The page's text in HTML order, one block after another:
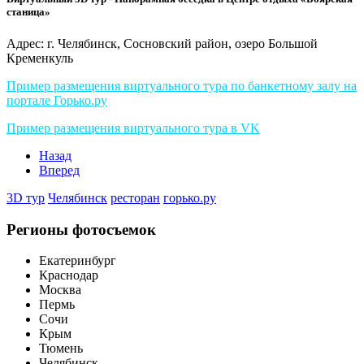
станица»
Адрес: г. Челябинск, Сосновский район, озеро Большой
Кременкуль
Пример размещения виртуального тура по банкетному залу на
портале Горько.ру
Пример размещения виртуального тура в VK
Назад
Вперед
3D тур Челябинск ресторан горько.ру
Регионы фотосъемок
Екатеринбург
Краснодар
Москва
Пермь
Сочи
Крым
Тюмень